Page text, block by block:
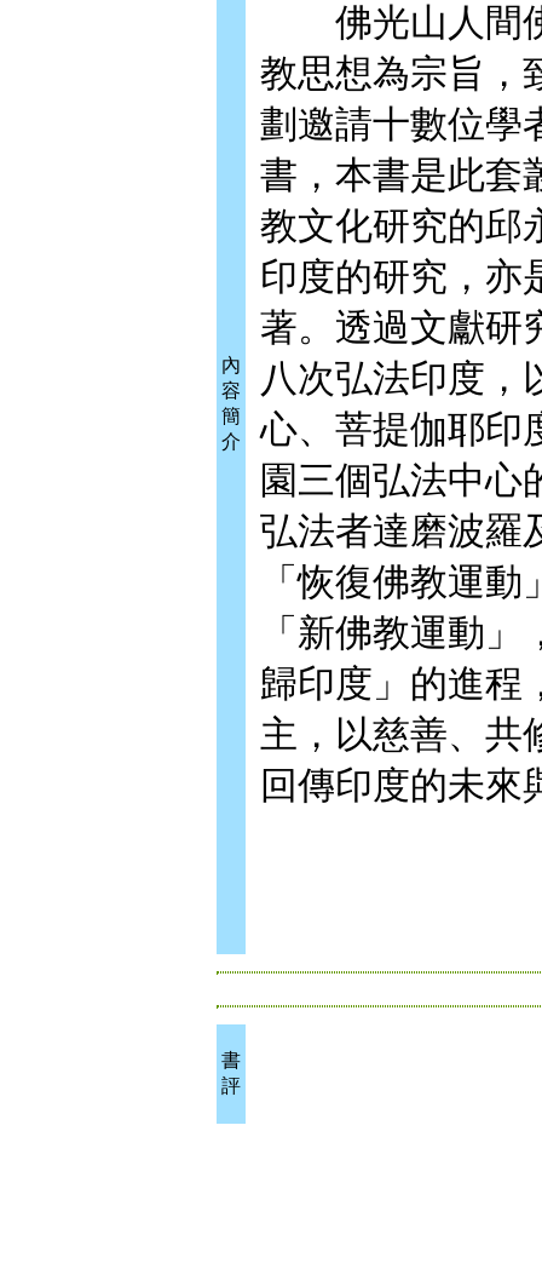
內
容
簡
介
佛光山人間佛
教思想為宗旨，
劃邀請十數位學
書，本書是此套
教文化研究的邱
印度的研究，亦
著。透過文獻研
八次弘法印度，
心、菩提伽耶印
園三個弘法中心
弘法者達磨波羅
「恢復佛教運
「新佛教運動
歸印度」的進程
主，以慈善、共
回傳印度的未來
書
評